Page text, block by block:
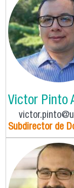
Victor Pinto
Subdirector de